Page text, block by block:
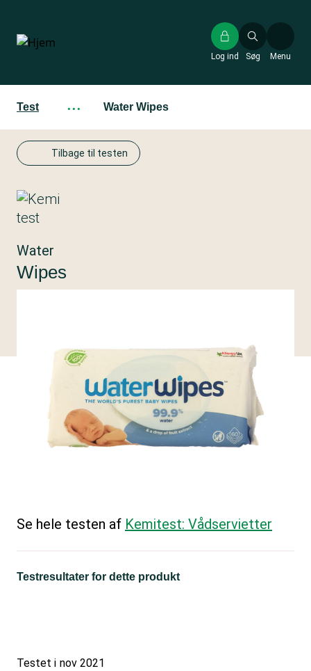
hovedindhold
Søg
Log ind Menu
Test ··· Water Wipes
Tilbage til testen
Water
Wipes
Se hele testen af Kemitest: Vådservietter
Testresultater for dette produkt
Testet i nov 2021